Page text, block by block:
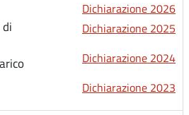
Dichiarazione 2026
Dichiarazione 2025
Dichiarazione 2024
Dichiarazione 2023